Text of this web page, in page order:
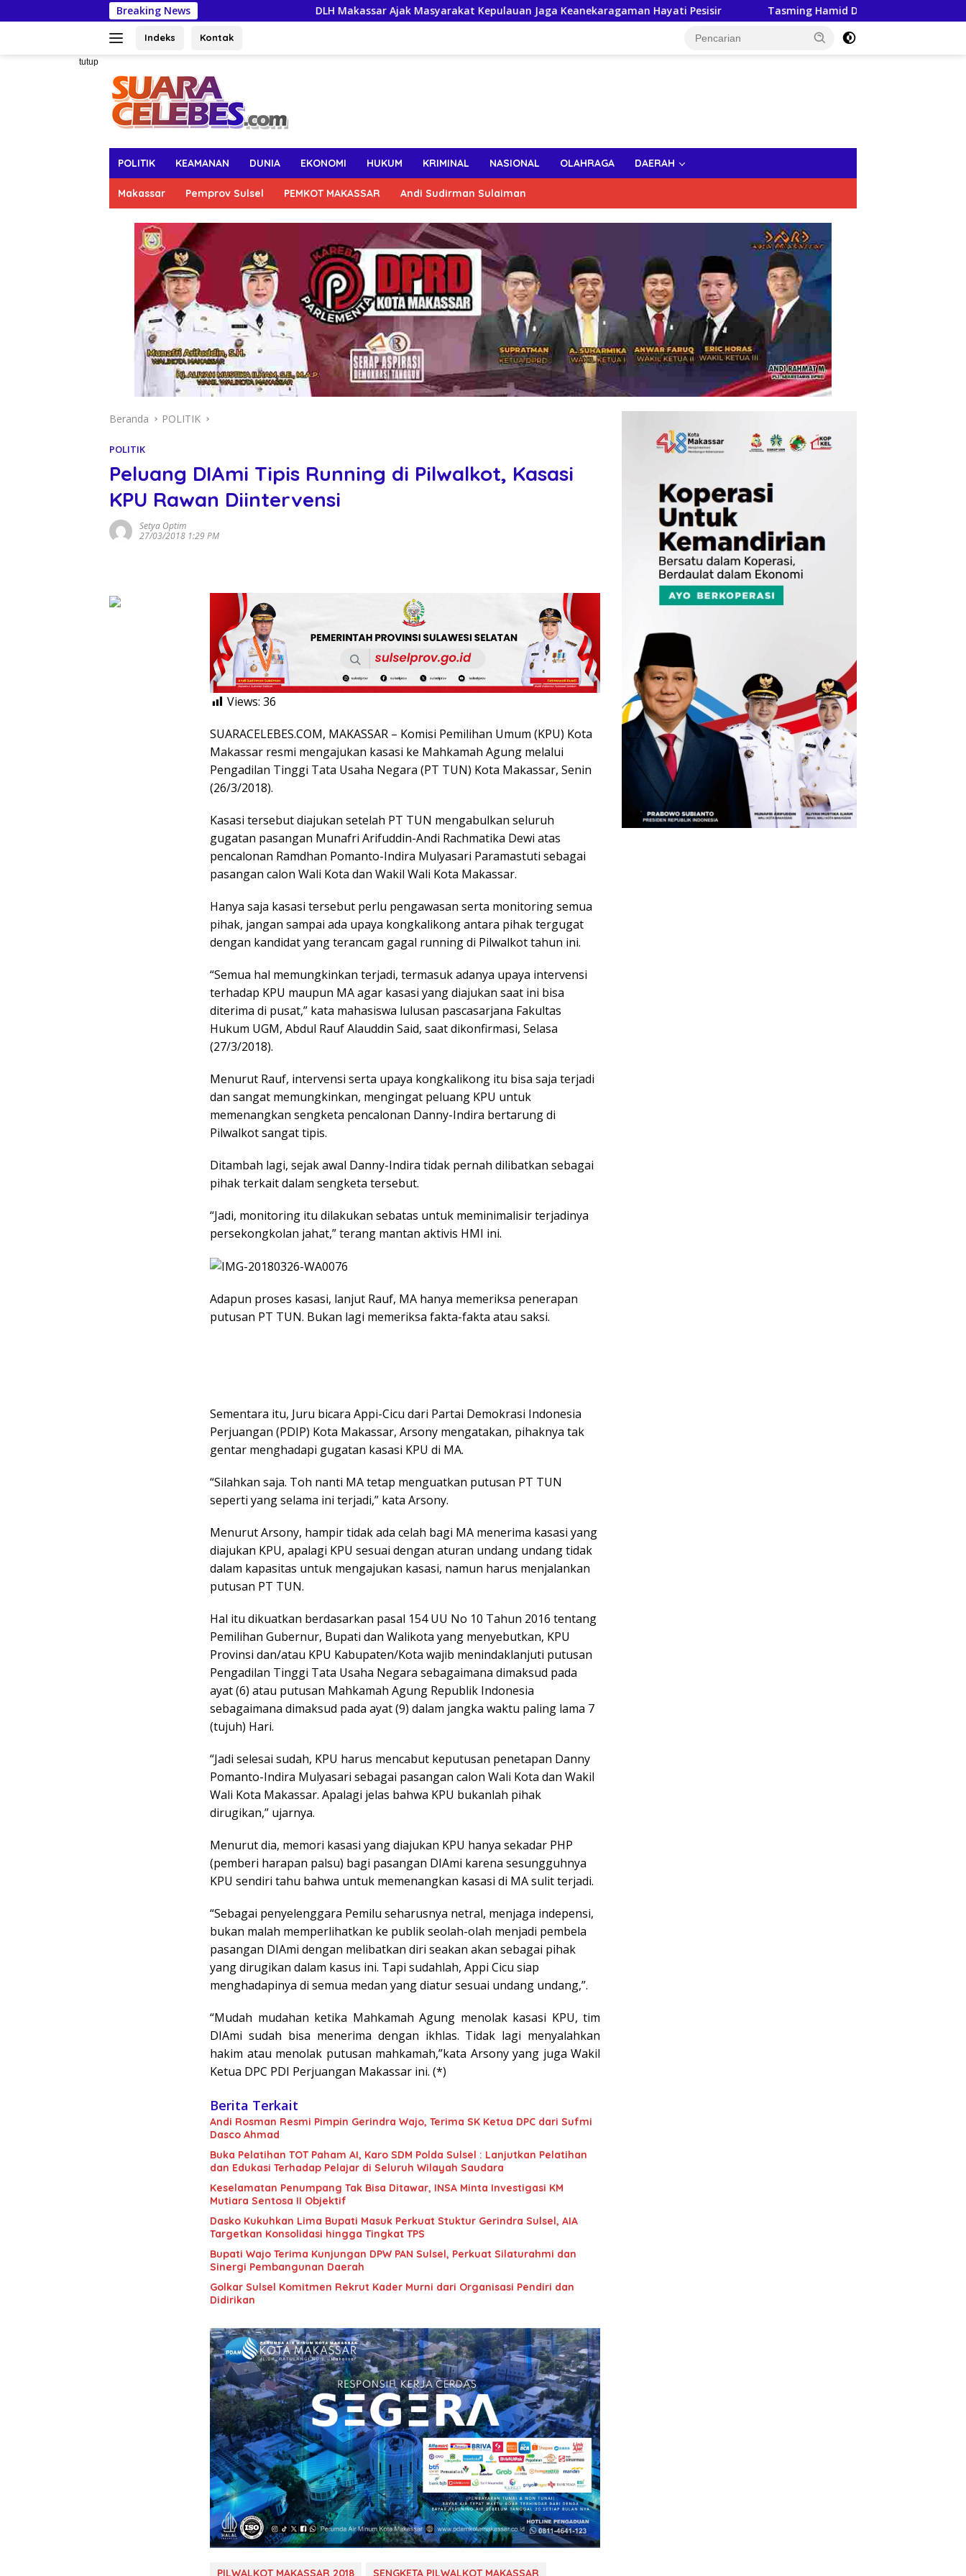
ke
Breaking News DLH Makassar Ajak Masyarakat Kepulauan Jaga Keanekaragaman Hayati Pesisir Tasming Hamid Dorong Peningkatan Literasi Keuangan
Indeks Kontak
tutup
POLITIK KEAMANAN DUNIA EKONOMI HUKUM KRIMINAL NASIONAL OLAHRAGA DAERAH
Makassar Pemprov Sulsel PEMKOT MAKASSAR Andi Sudirman Sulaiman
Beranda POLITIK
POLITIK
Peluang DIAmi Tipis Running di Pilwalkot, Kasasi
KPU Rawan Diintervensi
Setya Optim
27/03/2018 1:29 PM
Views: 36
SUARACELEBES.COM, MAKASSAR – Komisi Pemilihan Umum (KPU) Kota
Makassar resmi mengajukan kasasi ke Mahkamah Agung melalui
Pengadilan Tinggi Tata Usaha Negara (PT TUN) Kota Makassar, Senin
(26/3/2018).
Kasasi tersebut diajukan setelah PT TUN mengabulkan seluruh
gugatan pasangan Munafri Arifuddin-Andi Rachmatika Dewi atas
pencalonan Ramdhan Pomanto-Indira Mulyasari Paramastuti sebagai
pasangan calon Wali Kota dan Wakil Wali Kota Makassar.
Hanya saja kasasi tersebut perlu pengawasan serta monitoring semua
pihak, jangan sampai ada upaya kongkalikong antara pihak tergugat
dengan kandidat yang terancam gagal running di Pilwalkot tahun ini.
“Semua hal memungkinkan terjadi, termasuk adanya upaya intervensi
terhadap KPU maupun MA agar kasasi yang diajukan saat ini bisa
diterima di pusat,” kata mahasiswa lulusan pascasarjana Fakultas
Hukum UGM, Abdul Rauf Alauddin Said, saat dikonfirmasi, Selasa
(27/3/2018).
Menurut Rauf, intervensi serta upaya kongkalikong itu bisa saja terjadi
dan sangat memungkinkan, mengingat peluang KPU untuk
memenangkan sengketa pencalonan Danny-Indira bertarung di
Pilwalkot sangat tipis.
Ditambah lagi, sejak awal Danny-Indira tidak pernah dilibatkan sebagai
pihak terkait dalam sengketa tersebut.
“Jadi, monitoring itu dilakukan sebatas untuk meminimalisir terjadinya
persekongkolan jahat,” terang mantan aktivis HMI ini.
Adapun proses kasasi, lanjut Rauf, MA hanya memeriksa penerapan
putusan PT TUN. Bukan lagi memeriksa fakta-fakta atau saksi.
Sementara itu, Juru bicara Appi-Cicu dari Partai Demokrasi Indonesia
Perjuangan (PDIP) Kota Makassar, Arsony mengatakan, pihaknya tak
gentar menghadapi gugatan kasasi KPU di MA.
“Silahkan saja. Toh nanti MA tetap menguatkan putusan PT TUN
seperti yang selama ini terjadi,” kata Arsony.
Menurut Arsony, hampir tidak ada celah bagi MA menerima kasasi yang
diajukan KPU, apalagi KPU sesuai dengan aturan undang undang tidak
dalam kapasitas untuk mengajukan kasasi, namun harus menjalankan
putusan PT TUN.
Hal itu dikuatkan berdasarkan pasal 154 UU No 10 Tahun 2016 tentang
Pemilihan Gubernur, Bupati dan Walikota yang menyebutkan, KPU
Provinsi dan/atau KPU Kabupaten/Kota wajib menindaklanjuti putusan
Pengadilan Tinggi Tata Usaha Negara sebagaimana dimaksud pada
ayat (6) atau putusan Mahkamah Agung Republik Indonesia
sebagaimana dimaksud pada ayat (9) dalam jangka waktu paling lama 7
(tujuh) Hari.
“Jadi selesai sudah, KPU harus mencabut keputusan penetapan Danny
Pomanto-Indira Mulyasari sebagai pasangan calon Wali Kota dan Wakil
Wali Kota Makassar. Apalagi jelas bahwa KPU bukanlah pihak
dirugikan,” ujarnya.
Menurut dia, memori kasasi yang diajukan KPU hanya sekadar PHP
(pemberi harapan palsu) bagi pasangan DIAmi karena sesungguhnya
KPU sendiri tahu bahwa untuk memenangkan kasasi di MA sulit terjadi.
“Sebagai penyelenggara Pemilu seharusnya netral, menjaga indepensi,
bukan malah memperlihatkan ke publik seolah-olah menjadi pembela
pasangan DIAmi dengan melibatkan diri seakan akan sebagai pihak
yang dirugikan dalam kasus ini. Tapi sudahlah, Appi Cicu siap
menghadapinya di semua medan yang diatur sesuai undang undang,”.
“Mudah mudahan ketika Mahkamah Agung menolak kasasi KPU, tim
DIAmi sudah bisa menerima dengan ikhlas. Tidak lagi menyalahkan
hakim atau menolak putusan mahkamah,”kata Arsony yang juga Wakil
Ketua DPC PDI Perjuangan Makassar ini. (*)
Berita Terkait
Andi Rosman Resmi Pimpin Gerindra Wajo, Terima SK Ketua DPC dari Sufmi
Dasco Ahmad
Buka Pelatihan TOT Paham AI, Karo SDM Polda Sulsel : Lanjutkan Pelatihan
dan Edukasi Terhadap Pelajar di Seluruh Wilayah Saudara
Keselamatan Penumpang Tak Bisa Ditawar, INSA Minta Investigasi KM
Mutiara Sentosa II Objektif
Dasko Kukuhkan Lima Bupati Masuk Perkuat Stuktur Gerindra Sulsel, AIA
Targetkan Konsolidasi hingga Tingkat TPS
Bupati Wajo Terima Kunjungan DPW PAN Sulsel, Perkuat Silaturahmi dan
Sinergi Pembangunan Daerah
Golkar Sulsel Komitmen Rekrut Kader Murni dari Organisasi Pendiri dan
Didirikan
PILWALKOT MAKASSAR 2018 SENGKETA PILWALKOT MAKASSAR